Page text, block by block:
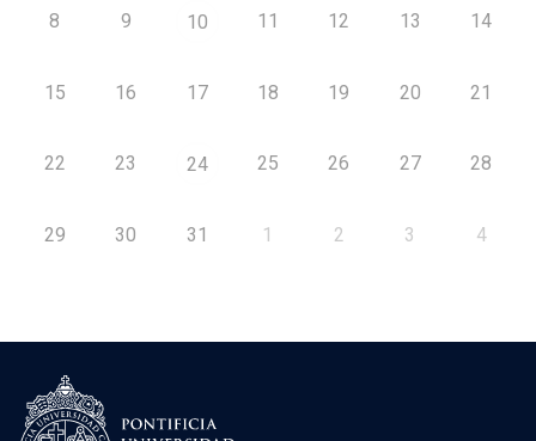
8 9 10 11 12 13 14
15 16 17 18 19 20 21
22 23 24 25 26 27 28
29 30 31 1 2 3 4